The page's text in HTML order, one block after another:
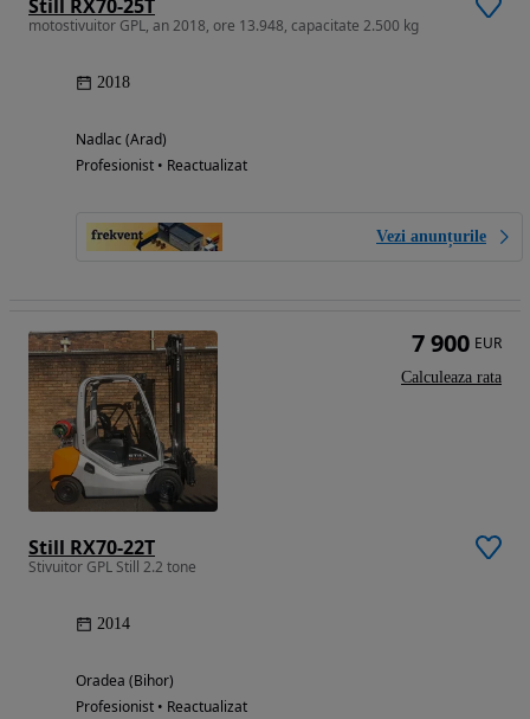
Still RX70-25T
motostivuitor GPL, an 2018, ore 13.948, capacitate 2.500 kg
2018
Nadlac (Arad)
Profesionist • Reactualizat
Vezi anunțurile
Still RX70-22T
Stivuitor GPL Still 2.2 tone
2014
Oradea (Bihor)
Profesionist • Reactualizat
7 900 EUR
Calculeaza rata